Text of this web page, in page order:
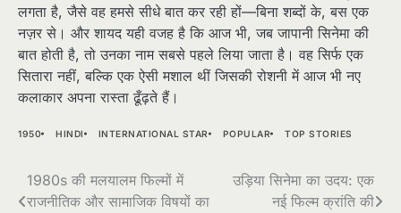
लगता है, जैसे वह हमसे सीधे बात कर रही हों—बिना शब्दों के, बस एक
नज़र से। और शायद यही वजह है कि आज भी, जब जापानी सिनेमा की
बात होती है, तो उनका नाम सबसे पहले लिया जाता है। वह सिर्फ एक
सितारा नहीं, बल्कि एक ऐसी मशाल थीं जिसकी रोशनी में आज भी नए
कलाकार अपना रास्ता ढूँढ़ते हैं।
1950 HINDI INTERNATIONAL STAR POPULAR TOP STORIES
Post
1980s की मलयालम फिल्मों में
राजनीतिक और सामाजिक विषयों का
उड़िया सिनेमा का उदय: एक
नई फिल्म क्रांति की